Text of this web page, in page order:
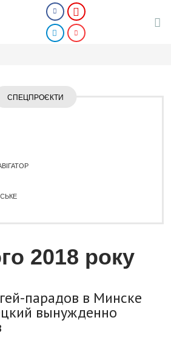
СПЕЦПРОЄКТИ
2018 року
парадов в Минске
вынужденно